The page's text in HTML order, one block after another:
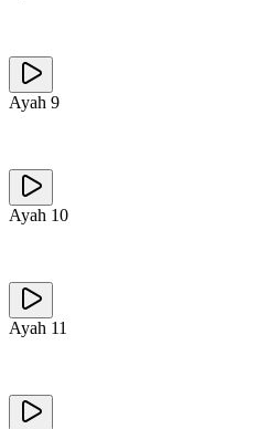
Ayah 9
Ayah 10
Ayah 11